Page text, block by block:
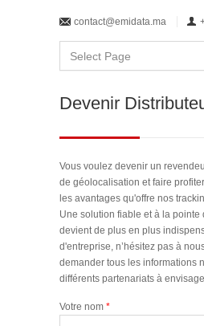
contact@emidata.ma
Devenir
Vous voulez devenir un
de géolocalisation et faire
les avantages qu'offre nos
Une solution fiable et à la pointe
devient de plus en plus
d'entreprise, n’hésitez pas à
demander tous les informations
différents partenariats à
Votre nom *